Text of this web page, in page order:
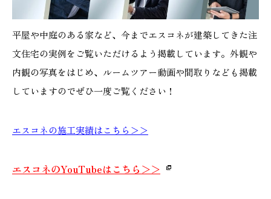
平屋や中庭のある家など、今までエスコネが建築してきた注
文住宅の実例をご覧いただけるよう掲載しています。外観や
内観の写真をはじめ、ルームツアー動画や間取りなども掲載
していますのでぜひ一度ご覧ください！
エスコネの施工実績はこちら＞＞
エスコネのYouTubeはこちら＞＞